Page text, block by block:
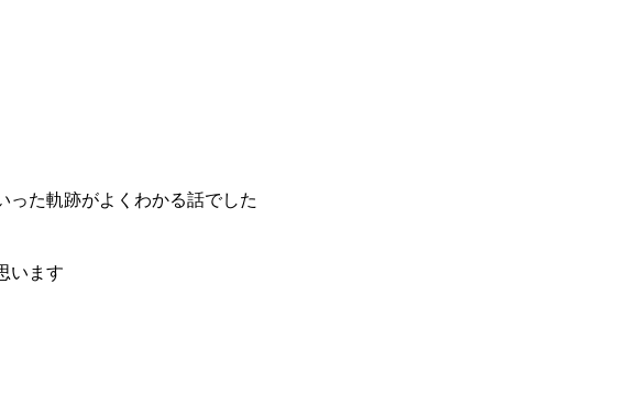
った軌跡がよくわかる話でした
います